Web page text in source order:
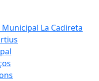
Municipal La Cadireta